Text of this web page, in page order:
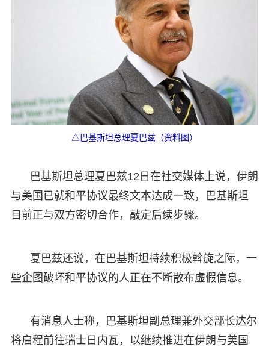
△巴基斯坦总理夏巴兹（资料图）
巴基斯坦总理夏巴兹12日在社交媒体上说，伊朗
与美国已就和平协议最终文本达成一致，巴基斯坦
目前正与双方密切合作，敲定后续步骤。
夏巴兹还说，在巴基斯坦持续积极斡旋之际，一
些企图破坏和平协议的人正在不断散布虚假信息。
有消息人士称，巴基斯坦副总理兼外交部长达尔
将启程前往瑞士日内瓦，以继续推进在伊朗与美国